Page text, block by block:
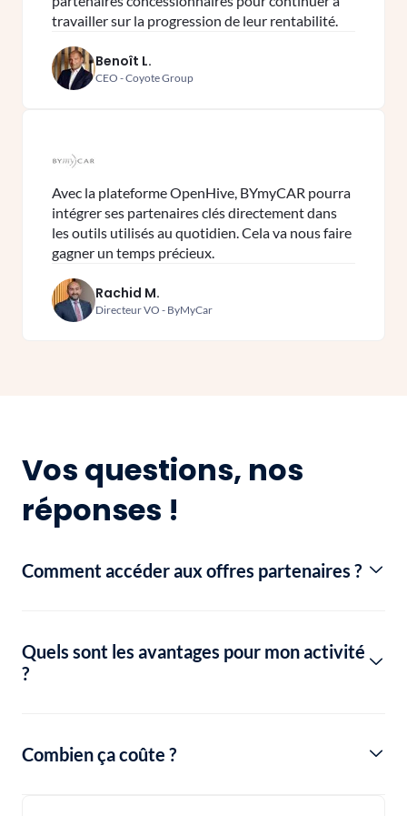
travailler sur la progression de leur rentabilité.
Benoît L.
CEO - Coyote Group
Avec la plateforme OpenHive, BYmyCAR pourra
intégrer ses partenaires clés directement dans
les outils utilisés au quotidien. Cela va nous faire
gagner un temps précieux.
Rachid M.
Directeur VO - ByMyCar
Vos questions, nos
réponses !
Comment accéder aux offres partenaires ?
Quels sont les avantages pour mon activité
?
Combien ça coûte ?